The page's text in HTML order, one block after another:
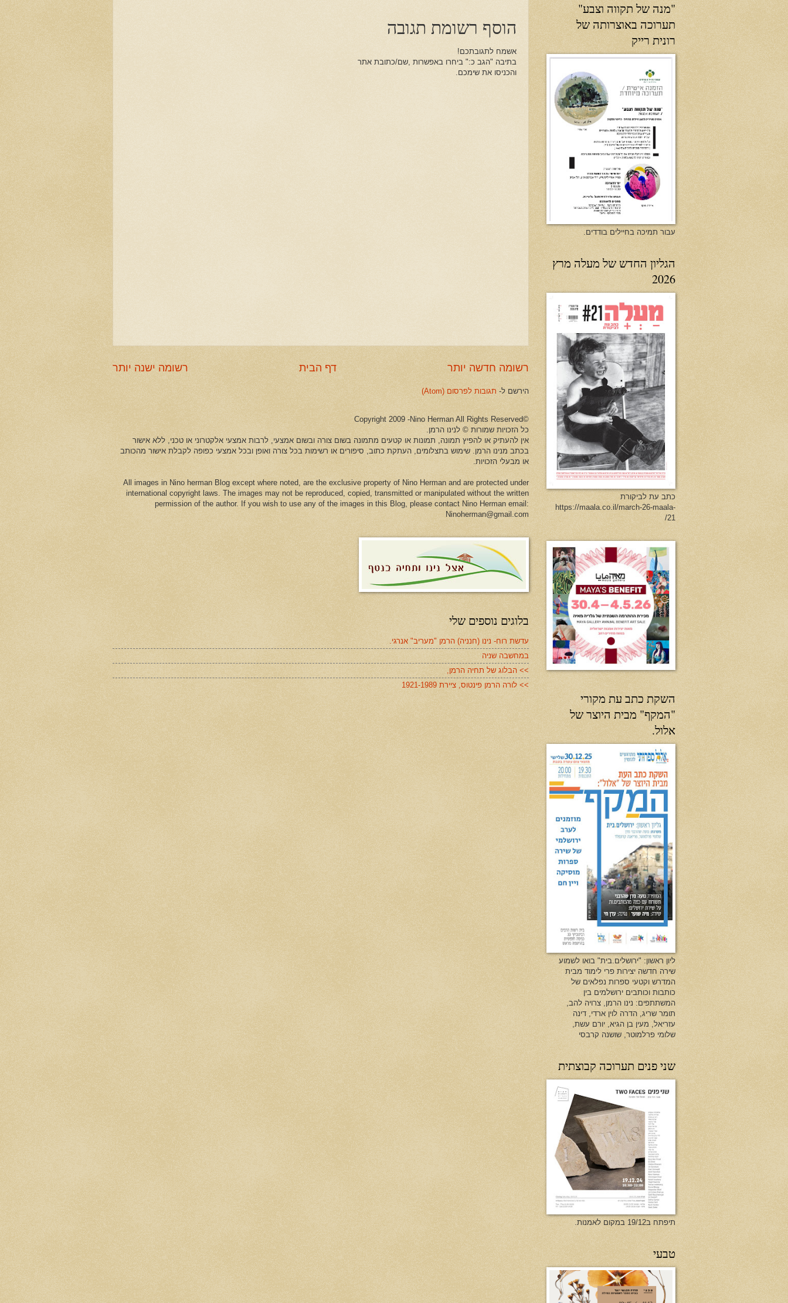
הוסף רשומת תגובה
אשמח לתגובתכם!
בתיבה "הגב כ:" ביחרו באפשרות ,שם/כתובת אתר
והכניסו את שימכם.
רשומה חדשה יותר רשומה ישנה יותר דף הבית
הירשם ל- תגובות לפרסום (Atom)
©Copyright 2009 -Nino Herman All Rights Reserved
כל הזכויות שמורות © לנינו הרמן.
אין להעתיק או להפיץ תמונה, תמונות או קטעים מתמונה בשום צורה ובשום אמצעי, לרבות אמצעי אלקטרוני או טכני, ללא אישור
בכתב מנינו הרמן. שימוש בתצלומים, העתקת כתוב, סיפורים או רשימות בכל צורה ואופן ובכל אמצעי כפופה לקבלת אישור מהכותב
או מבעלי הזכויות.
All images in Nino herman Blog except where noted, are the exclusive property of Nino Herman and are protected under
international copyright laws. The images may not be reproduced, copied, transmitted or manipulated without the written
permission of the author. If you wish to use any of the images in this Blog, please contact Nino Herman email:
Ninoherman@gmail.com
בלוגים נוספים שלי
עדשת רוח- נינו (חנניה) הרמן "מעריב" אנרגי.
במחשבה שניה
>> הבלוג של תחיה הרמן,
>> לורה הרמן פינטוס, ציירת 1921-1989
"מנה של תקווה וצבע"
תערוכה באוצרותה של
רונית רייק
עבור תמיכה בחיילים בודדים.
הגליון החדש של מעלה מרץ
2026
כתב עת לביקורת
https://maala.co.il/march-26-maala-
21/
השקת כתב עת מקורי
"המקף" מבית היוצר של
אלול.
ליון ראשון: "ירושלים.בית" בואו לשמוע
שירה חדשה יצירות פרי לימוד מבית
המדרש וקטעי ספרות נפלאים של
כותבות וכותבים ירושלמים בין
המשתתפים: נינו הרמן, צרויה להב,
תומר שריג, הדרה לוין ארדי, דינה
עזריאל, מעין בן הגיא, יורם עשת,
שלומי פרלמוטר, שושנה קרבסי
שני פנים תערוכה קבוצתית
תיפתח ב19/12 במקום לאמנות.
טבעי